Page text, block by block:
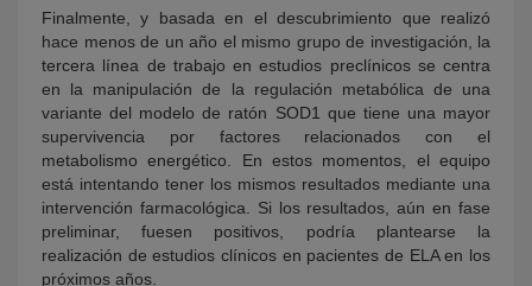
Finalmente, y basada en el descubrimiento que realizó
hace menos de un año el mismo grupo de investigación, la
tercera línea de trabajo en estudios preclínicos se centra
en la manipulación de la regulación metabólica de una
variante del modelo de ratón SOD1 que tiene una mayor
supervivencia por factores relacionados con el
metabolismo energético. En estos momentos, el equipo
está intentando tener los mismos resultados mediante una
intervención farmacológica. Si los resultados, aún en fase
preliminar, fuesen positivos, podría plantearse la
realización de estudios clínicos en pacientes de ELA en los
próximos años.